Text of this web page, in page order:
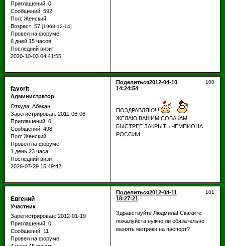
Приглашений: 0
Сообщений: 592
Пол: Женский
Возраст: 57 [1968-12-14]
Провел на форуме:
6 дней 15 часов
Последний визит:
2020-10-03 04:41:55
Поделиться 100
2012-04-10
14:24:54
favorit
Администратор
Откуда: Абакан
Зарегистрирован: 2011-06-06
Приглашений: 0
Сообщений: 498
Пол: Женский
Провел на форуме:
1 день 23 часа
Последний визит:
2026-07-29 15:49:42
ПОЗДРАВЛЯЮ!!!
ЖЕЛАЮ ВАШИМ СОБАКАМ
БЫСТРЕЕ ЗАКРЫТЬ ЧЕМПИОНА
РОССИИ.
Поделиться 101
2012-04-11
18:27:21
Евгений
Участник
Зарегистрирован: 2012-01-19
Приглашений: 0
Сообщений: 11
Провел на форуме:
Здравствуйте Людмила! Скажите
пожалуйста нужно ли обязательно
менять метрики на паспорт?